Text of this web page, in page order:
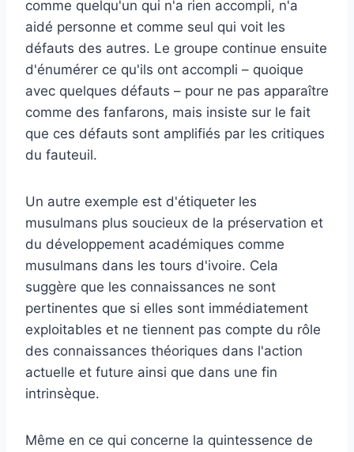
comme quelqu'un qui n'a rien accompli, n'a
aidé personne et comme seul qui voit les
défauts des autres. Le groupe continue ensuite
d'énumérer ce qu'ils ont accompli – quoique
avec quelques défauts – pour ne pas apparaître
comme des fanfarons, mais insiste sur le fait
que ces défauts sont amplifiés par les critiques
du fauteuil.
Un autre exemple est d'étiqueter les
musulmans plus soucieux de la préservation et
du développement académiques comme
musulmans dans les tours d'ivoire. Cela
suggère que les connaissances ne sont
pertinentes que si elles sont immédiatement
exploitables et ne tiennent pas compte du rôle
des connaissances théoriques dans l'action
actuelle et future ainsi que dans une fin
intrinsèque.
Même en ce qui concerne la quintessence de